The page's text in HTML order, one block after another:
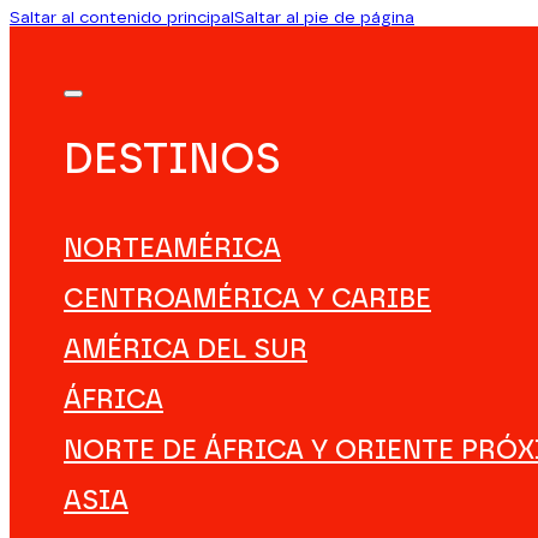
Saltar al contenido principal Saltar al pie de página
DESTINOS
NORTEAMÉRICA
CENTROAMÉRICA Y CARIBE
AMÉRICA DEL SUR
ÁFRICA
NORTE DE ÁFRICA Y ORIENTE
ASIA